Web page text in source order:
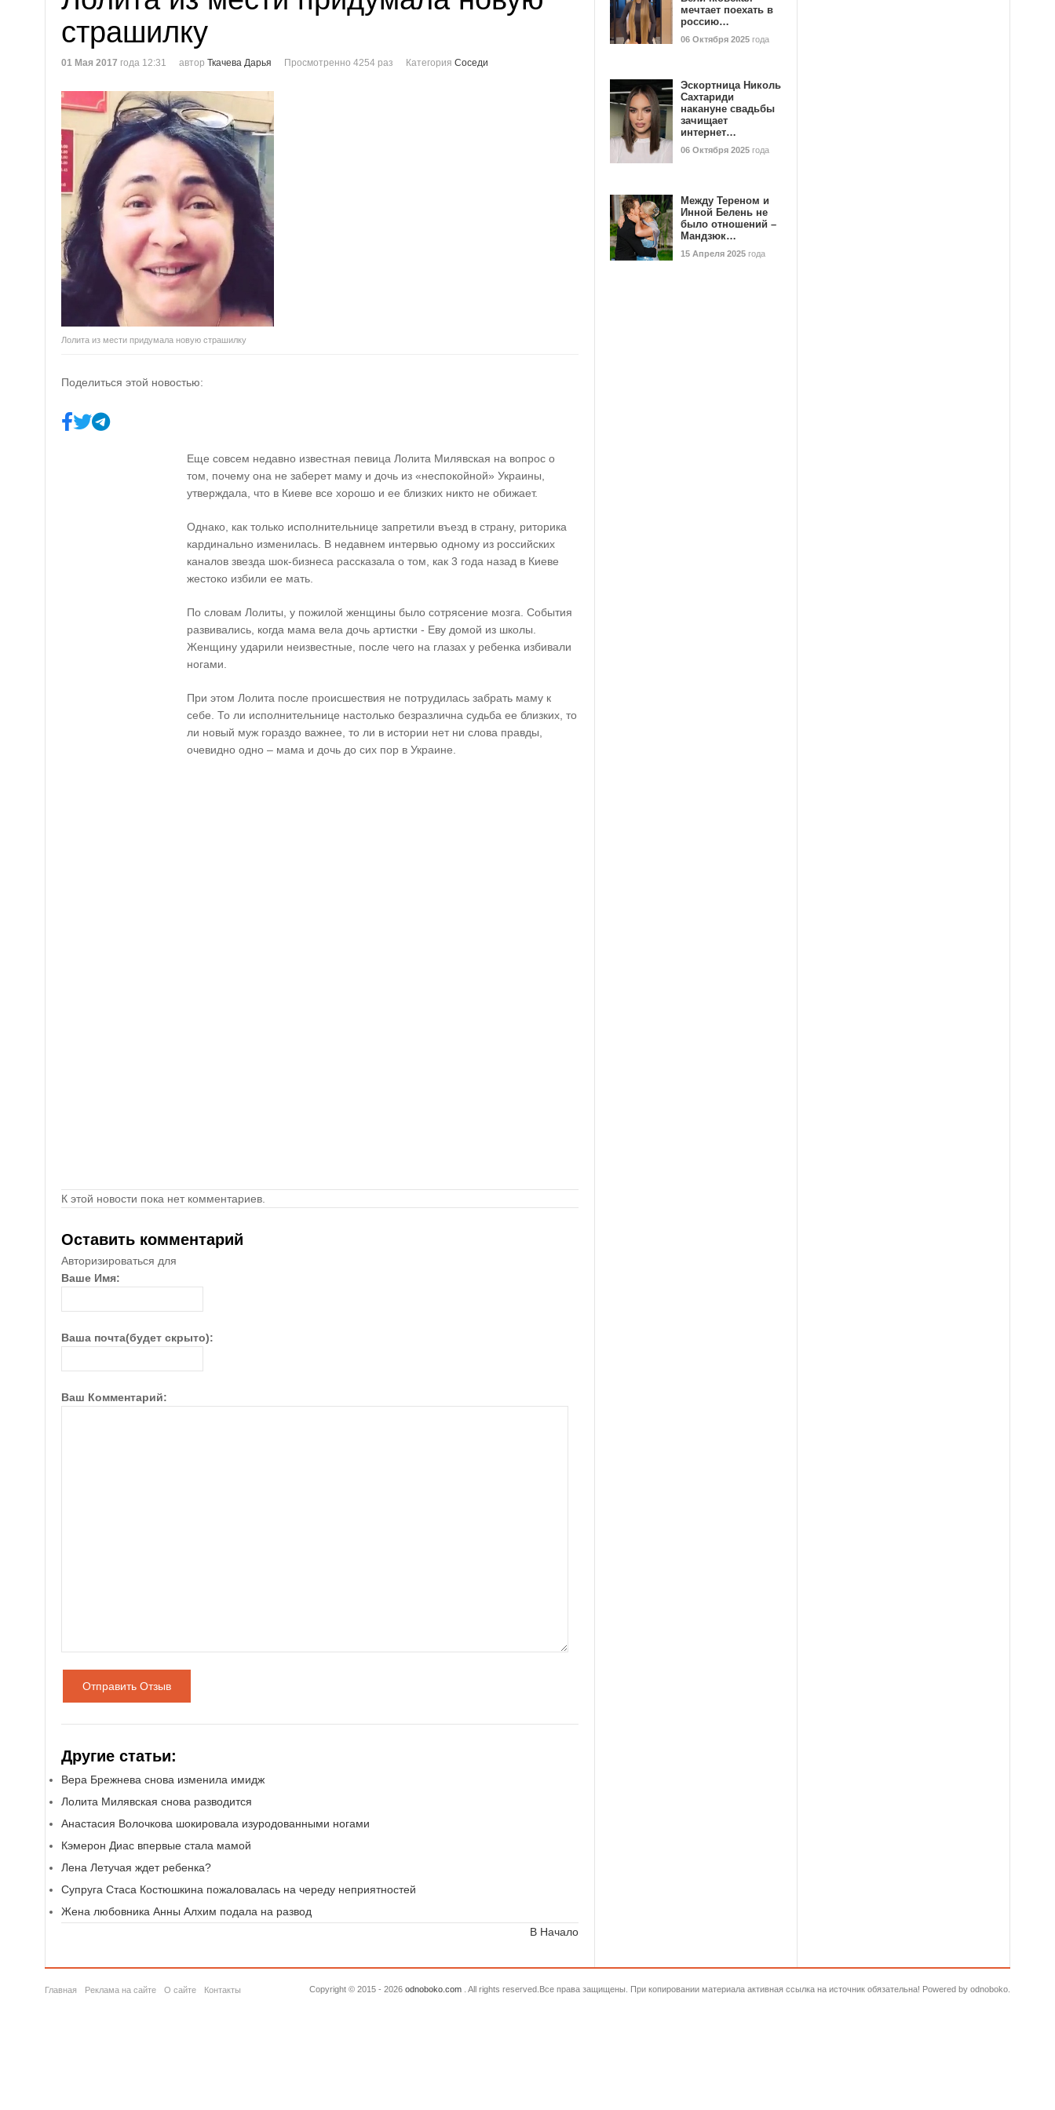
страшилку
01 Мая 2017 года 12:31 автор Ткачева Дарья Просмотренно 4254 раз Категория Соседи
Лолита из мести придумала новую страшилку
Поделиться этой новостью:
Еще совсем недавно известная певица Лолита Милявская на вопрос о
том, почему она не заберет маму и дочь из «неспокойной» Украины,
утверждала, что в Киеве все хорошо и ее близких никто не обижает.
Однако, как только исполнительнице запретили въезд в страну, риторика
кардинально изменилась. В недавнем интервью одному из российских
каналов звезда шок-бизнеса рассказала о том, как 3 года назад в Киеве
жестоко избили ее мать.
По словам Лолиты, у пожилой женщины было сотрясение мозга. События
развивались, когда мама вела дочь артистки - Еву домой из школы.
Женщину ударили неизвестные, после чего на глазах у ребенка избивали
ногами.
При этом Лолита после происшествия не потрудилась забрать маму к
себе. То ли исполнительнице настолько безразлична судьба ее близких, то
ли новый муж гораздо важнее, то ли в истории нет ни слова правды,
очевидно одно – мама и дочь до сих пор в Украине.
К этой новости пока нет комментариев.
Оставить комментарий
Авторизироваться для
Ваше Имя:
Ваша почта(будет скрыто):
Ваш Комментарий:
Отправить Отзыв
Другие статьи:
Вера Брежнева снова изменила имидж
Лолита Милявская снова разводится
Анастасия Волочкова шокировала изуродованными ногами
Кэмерон Диас впервые стала мамой
Лена Летучая ждет ребенка?
Супруга Стаса Костюшкина пожаловалась на череду неприятностей
Жена любовника Анны Алхим подала на развод
В Начало
мечтает поехать в
россию…
06 Октября 2025 года
Эскортница Николь
Сахтариди
накануне свадьбы
зачищает
интернет…
06 Октября 2025 года
Между Тереном и
Инной Белень не
было отношений –
Мандзюк…
15 Апреля 2025 года
Главная Реклама на сайте О сайте Контакты Copyright © 2015 - 2026 odnoboko.com . All rights reserved.Все права защищены. При копировании материала активная ссылка на источник обязательна! Powered by odnoboko.